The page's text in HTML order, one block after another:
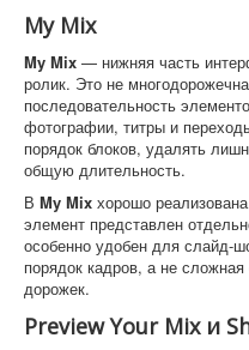
My Mix
My Mix — нижняя часть
ролик. Это не
последовательность
фотографии, титры и
порядок блоков, удалять
общую длительность.
В My Mix хорошо
элемент представлен
особенно удобен для слайд-
порядок кадров, а не сложная
дорожек.
Preview Your Mix и